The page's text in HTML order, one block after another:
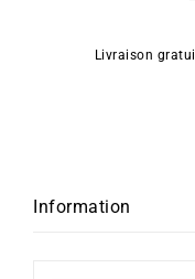
d'Oreilles
Livraison
Information